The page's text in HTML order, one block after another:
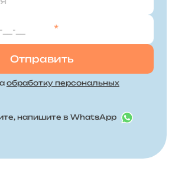
*
обработку персональных
напишите в WhatsApp